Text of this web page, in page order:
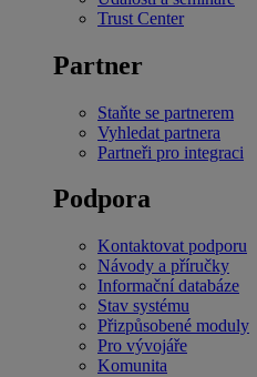
Trust Center
Partner
Staňte se partnerem
Vyhledat partnera
Partneři pro integraci
Podpora
Kontaktovat podporu
Návody a příručky
Informační databáze
Stav systému
Přizpůsobené moduly
Pro vývojáře
Komunita